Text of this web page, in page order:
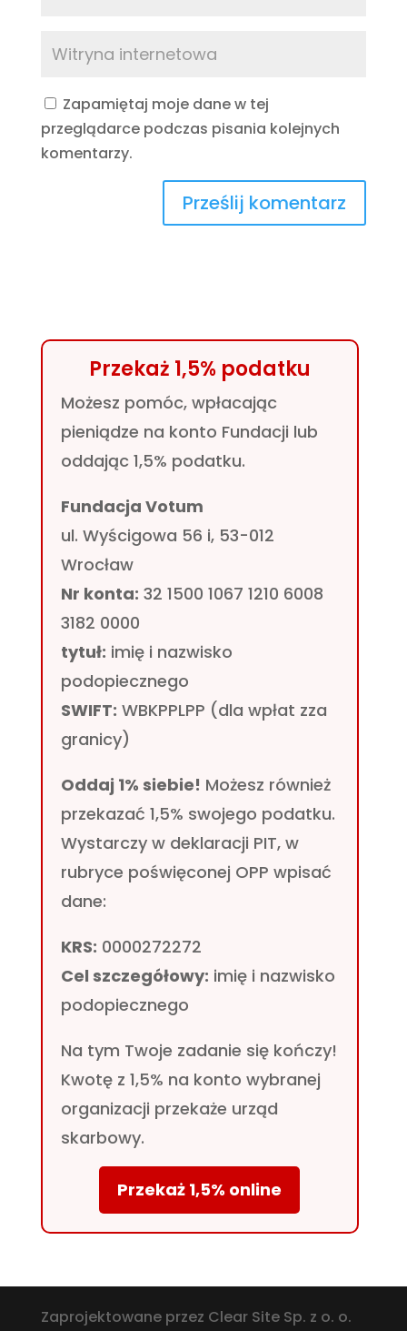
Zapamiętaj moje dane w tej
przeglądarce podczas pisania kolejnych
komentarzy.
Przekaż 1,5% podatku
Możesz pomóc, wpłacając
pieniądze na konto Fundacji lub
oddając 1,5% podatku.
Fundacja Votum
ul. Wyścigowa 56 i, 53-012
Wrocław
Nr konta: 32 1500 1067 1210 6008
3182 0000
tytuł: imię i nazwisko
podopiecznego
SWIFT: WBKPPLPP (dla wpłat zza
granicy)
Oddaj 1% siebie! Możesz również
przekazać 1,5% swojego podatku.
Wystarczy w deklaracji PIT, w
rubryce poświęconej OPP wpisać
dane:
KRS: 0000272272
Cel szczegółowy: imię i nazwisko
podopiecznego
Na tym Twoje zadanie się kończy!
Kwotę z 1,5% na konto wybranej
organizacji przekaże urząd
skarbowy.
Przekaż 1,5% online